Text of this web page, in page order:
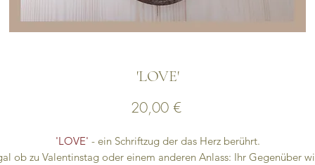
'LOVE'
20,00 €Preis
'LOVE' - ein Schriftzug der das Herz berührt.
ob zu Valentinstag oder einem anderen Anlass: Ihr Gegenüber